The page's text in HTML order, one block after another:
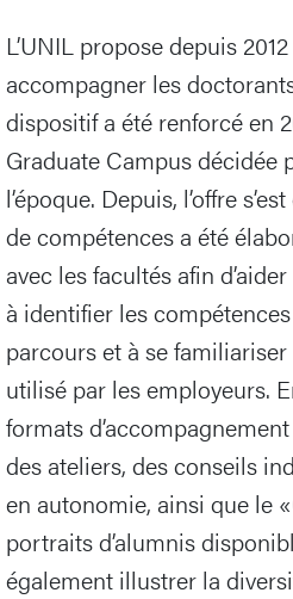
L’UNIL propose depuis
accompagner les
dispositif a été renforcé en
Graduate Campus décidée
l’époque. Depuis, l’offre
de compétences a été
avec les facultés afin
à identifier les
parcours et à se
utilisé par les employeurs.
formats
des ateliers, des conseils
en autonomie, ainsi que le
portraits d’alumnis
également illustrer la